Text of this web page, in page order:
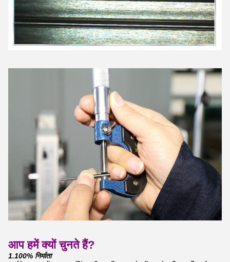
आप हमें क्यों चुनते हैं?
1.100% निर्माता